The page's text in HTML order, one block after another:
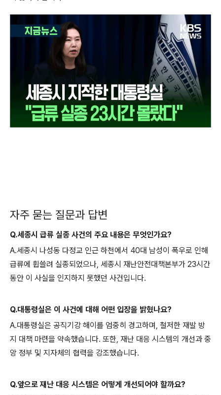
자주 묻는 질문과 답변
Q.세종시 급류 실종 사건의 주요 내용은 무엇인가요?
A.세종시 나성동 다정교 인근 하천에서 40대 남성이 폭우로 인해
급류에 휩쓸려 실종되었으나, 세종시 재난안전대책본부가 23시간
동안 이 사실을 인지하지 못했던 사건입니다.
Q.대통령실은 이 사건에 대해 어떤 입장을 밝혔나요?
A.대통령실은 공직기강 해이를 엄중히 경고하며, 철저한 재발 방
지 대책 마련을 약속했습니다. 또한, 재난 대응 시스템의 개선과 중
앙 정부 및 지자체의 협력을 강조했습니다.
Q.앞으로 재난 대응 시스템은 어떻게 개선되어야 할까요?